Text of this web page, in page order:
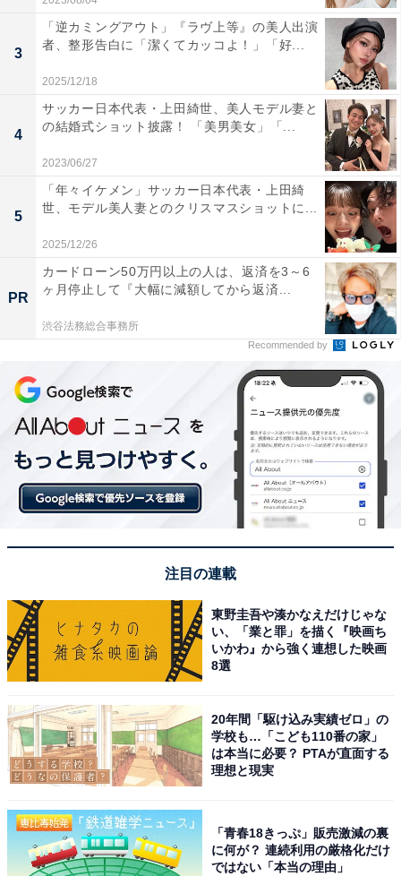
3
「逆カミングアウト」『ラヴ上等』の美人出演
者、整形告白に「潔くてカッコよ！」「好...
2025/12/18
4
サッカー日本代表・上田綺世、美人モデル妻と
の結婚式ショット披露！ 「美男美女」「...
2023/06/27
5
「年々イケメン」サッカー日本代表・上田綺
世、モデル美人妻とのクリスマスショットに...
2025/12/26
PR
カードローン50万円以上の人は、返済を3～6
ヶ月停止して『大幅に減額してから返済...
渋谷法務総合事務所
Recommended by
注目の連載
東野圭吾や湊かなえだけじゃな
い、「業と罪」を描く『映画ち
いかわ』から強く連想した映画
8選
20年間「駆け込み実績ゼロ」の
学校も…「こども110番の家」
は本当に必要？ PTAが直面する
理想と現実
「青春18きっぷ」販売激減の裏
に何が？ 連続利用の厳格化だけ
ではない「本当の理由」